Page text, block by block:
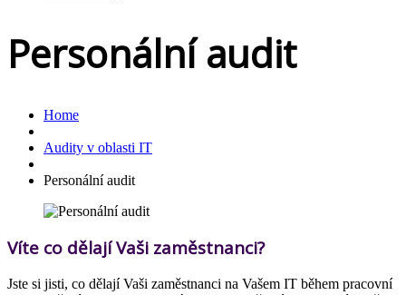
Personální audit
Home
Audity v oblasti IT
Personální audit
Víte co dělají Vaši zaměstnanci?
Jste si jisti, co dělají Vaši zaměstnanci na Vašem IT během pracovní